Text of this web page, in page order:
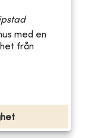
med en
från